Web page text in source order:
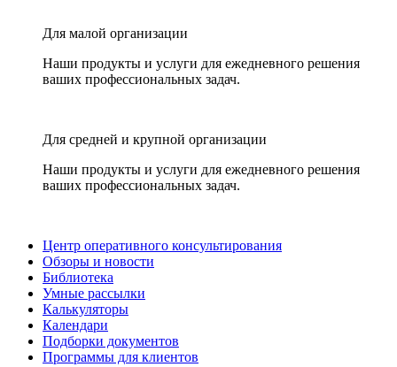
Для малой организации
Наши продукты и услуги для ежедневного решения
ваших профессиональных задач.
Для средней и крупной организации
Наши продукты и услуги для ежедневного решения
ваших профессиональных задач.
Центр оперативного консультирования
Обзоры и новости
Библиотека
Умные рассылки
Калькуляторы
Календари
Подборки документов
Программы для клиентов